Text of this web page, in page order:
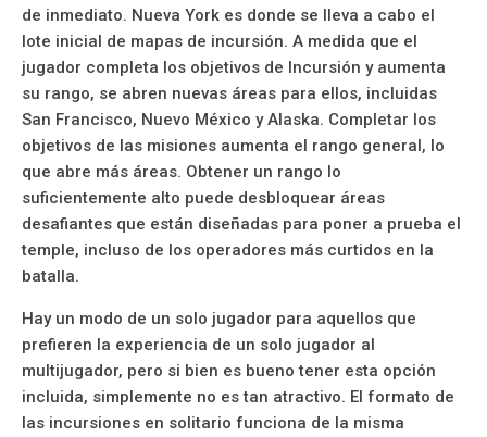
de inmediato. Nueva York es donde se lleva a cabo el
lote inicial de mapas de incursión. A medida que el
jugador completa los objetivos de Incursión y aumenta
su rango, se abren nuevas áreas para ellos, incluidas
San Francisco, Nuevo México y Alaska. Completar los
objetivos de las misiones aumenta el rango general, lo
que abre más áreas. Obtener un rango lo
suficientemente alto puede desbloquear áreas
desafiantes que están diseñadas para poner a prueba el
temple, incluso de los operadores más curtidos en la
batalla.
Hay un modo de un solo jugador para aquellos que
prefieren la experiencia de un solo jugador al
multijugador, pero si bien es bueno tener esta opción
incluida, simplemente no es tan atractivo. El formato de
las incursiones en solitario funciona de la misma